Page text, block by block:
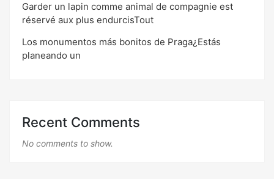
Garder un lapin comme animal de compagnie est
réservé aux plus endurcisTout
Los monumentos más bonitos de Praga¿Estás
planeando un
Recent Comments
No comments to show.